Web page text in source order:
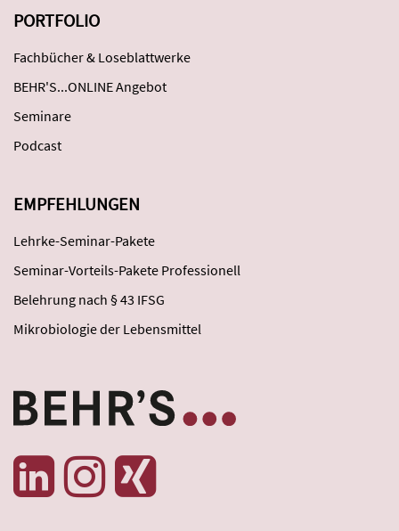
PORTFOLIO
Fachbücher & Loseblattwerke
BEHR'S...ONLINE Angebot
Seminare
Podcast
EMPFEHLUNGEN
Lehrke-Seminar-Pakete
Seminar-Vorteils-Pakete Professionell
Belehrung nach § 43 IFSG
Mikrobiologie der Lebensmittel